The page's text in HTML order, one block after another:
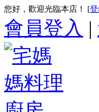
您好，歡迎光臨本店！ [
會員登入 |